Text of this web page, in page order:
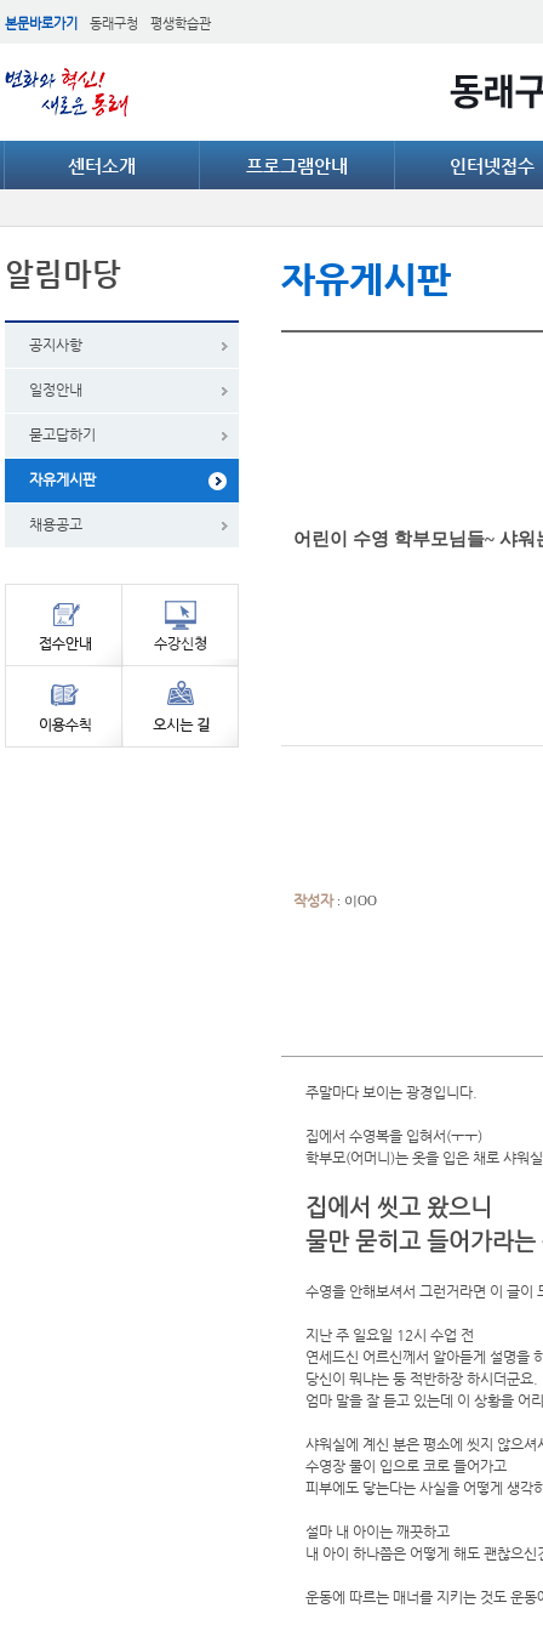
본문바로가기 동래구청 평생학습관
센터소개 프로그램안내 인터넷접수
알림마당
공지사항
일정안내
묻고답하기
자유게시판
채용공고
자유게시판
어린이 수영 학부모님들~ 샤
작성자: 이OO
주말마다 보이는 광경입니다.
집에서 수영복을 입혀서(ㅜㅜ)
학부모(어머니)는 옷을 입은 채로 샤워
집에서 씻고 왔으니
물만 묻히고 들어가라는
수영을 안해보셔서 그런거라면 이 글이
지난 주 일요일 12시 수업 전
연세드신 어르신께서 알아듣게 설명을
당신이 뭐냐는 둥 적반하장 하시더군요.
엄마 말을 잘 듣고 있는데 이 상황을 어
샤워실에 계신 분은 평소에 씻지 않으
수영장 물이 입으로 코로 들어가고
피부에도 닿는다는 사실을 어떻게 생각
설마 내 아이는 깨끗하고
내 아이 하나쯤은 어떻게 해도 괜찮으신
운동에 따르는 매너를 지키는 것도 운동